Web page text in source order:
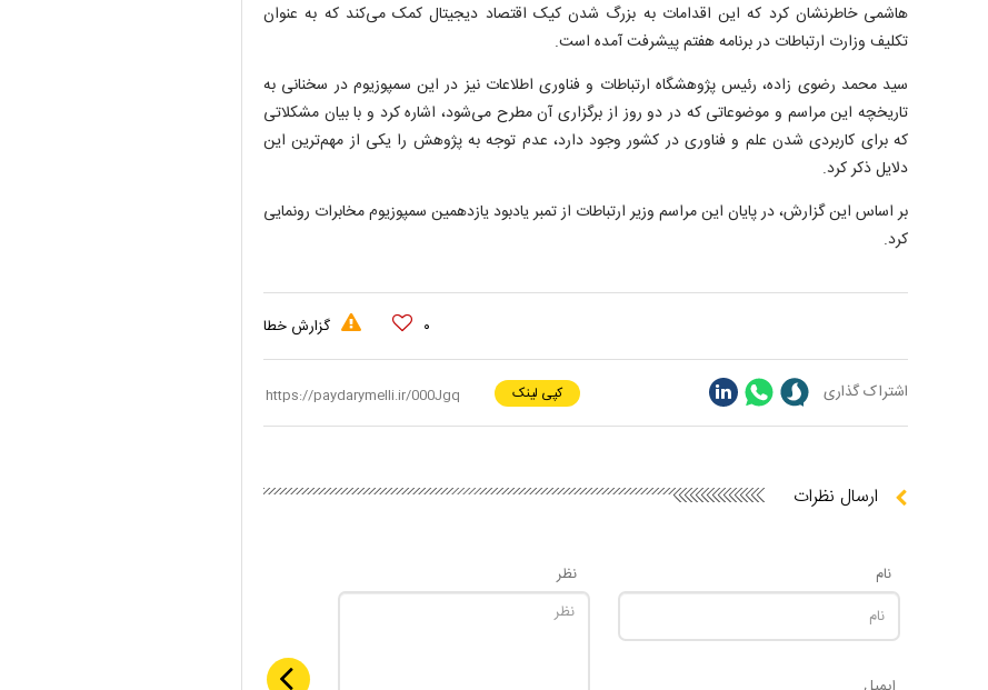
هاشمی خاطرنشان کرد که این اقدامات به بزرگ شدن کیک اقتصاد دیجیتال کمک می‌کند که به عنوان
تکلیف وزارت ارتباطات در برنامه هفتم پیشرفت آمده است.
سید محمد رضوی زاده، رئیس پژوهشگاه ارتباطات و فناوری اطلاعات نیز در این سمپوزیوم در سخنانی به
تاریخچه این مراسم و موضوعاتی که در دو روز از برگزاری آن مطرح می‌شود، اشاره کرد و با بیان مشکلاتی
که برای کاربردی شدن علم و فناوری در کشور وجود دارد، عدم توجه به پژوهش را یکی از مهم‌ترین این
دلایل ذکر کرد.
بر اساس این گزارش، در پایان این مراسم وزیر ارتباطات از تمبر یادبود یازدهمین سمپوزیوم مخابرات رونمایی
کرد.
۰ گزارش خطا
اشتراک گذاری کپی لینک
ارسال نظرات
نام نظر